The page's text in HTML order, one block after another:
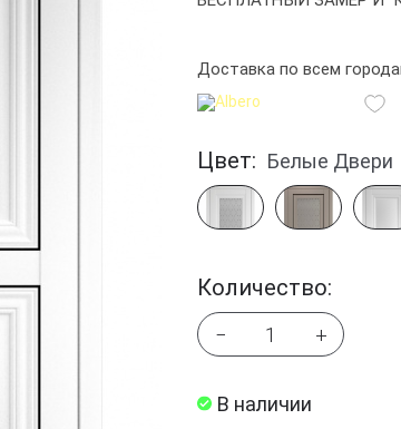
Доставка по всем
Цвет: Белые Двери
Количество:
− +
В наличии